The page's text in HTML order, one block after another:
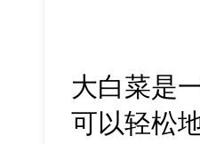
大白菜是
可以轻松